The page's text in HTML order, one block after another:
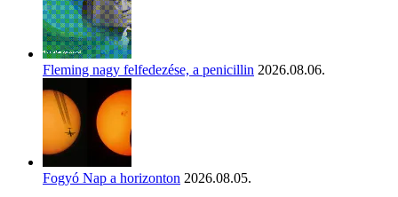
Fleming nagy felfedezése, a penicillin 2026.08.06.
Fogyó Nap a horizonton 2026.08.05.